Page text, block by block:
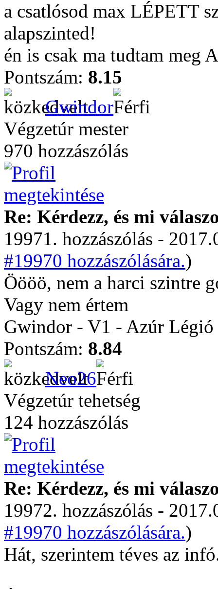
a csatlósod max LÉPETT
alapszinted!
én is csak ma tudtam meg
Pontszám: 8.15
Gwindor
Végzetúr mester
970 hozzászólás
Re: Kérdezz, és mi
19971. hozzászólás -
#19970 hozzászólására.)
Öööö, nem a harci szintre
Vagy nem értem
Gwindor - V1 - Azúr Légió
Pontszám: 8.84
Neo26
Végzetúr tehetség
124 hozzászólás
Re: Kérdezz, és mi
19972. hozzászólás -
#19970 hozzászólására.)
Hát, szerintem téves az